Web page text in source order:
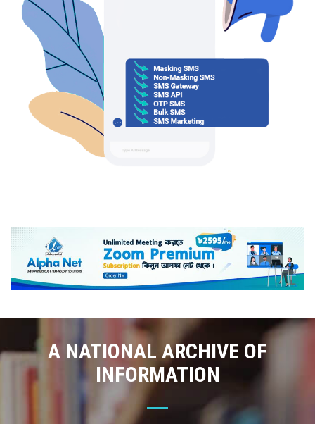
A NATIONAL ARCHIVE OF
INFORMATION